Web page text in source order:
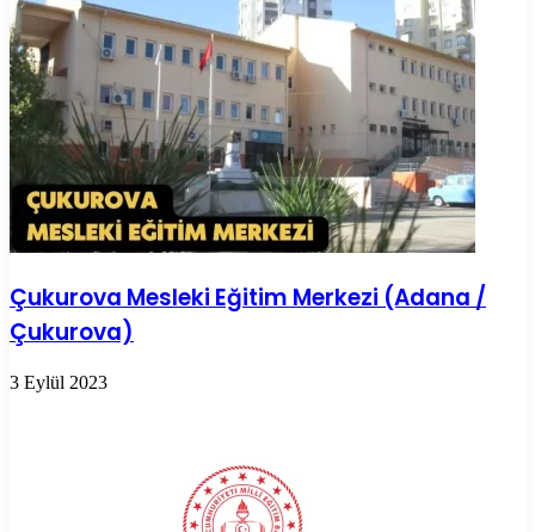
Çukurova Mesleki Eğitim Merkezi (Adana /
Çukurova)
3 Eylül 2023